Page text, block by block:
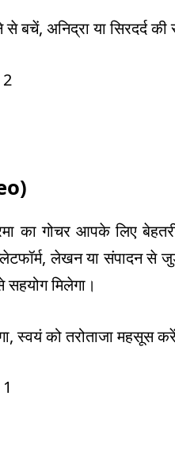
बचें, अनिद्रा या सिरदर्द
2
का गोचर आपके लिए
लेखन या संपादन से
सहयोग मिलेगा।
स्वयं को तरोताजा महसूस